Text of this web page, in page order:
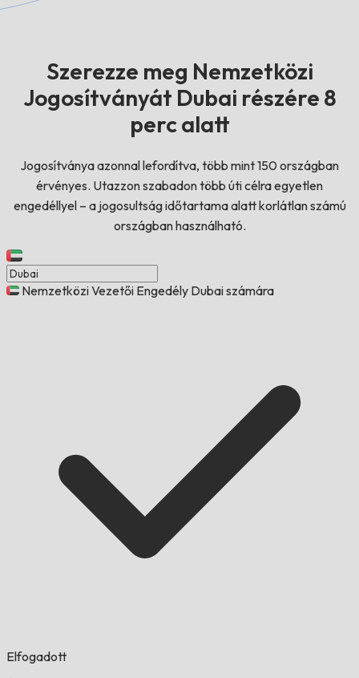
Szerezze meg Nemzetközi
Jogosítványát Dubai részére 8
perc alatt
Jogosítványa azonnal lefordítva, több mint 150 országban
érvényes. Utazzon szabadon több úti célra egyetlen
engedéllyel – a jogosultság időtartama alatt korlátlan számú
országban használható.
Nemzetközi Vezetői Engedély Dubai számára
Elfogadott